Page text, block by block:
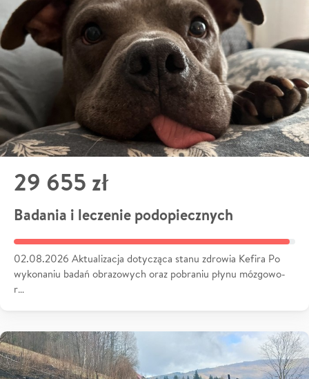
29 655 zł
Badania i leczenie podopiecznych
02.08.2026 Aktualizacja dotycząca stanu zdrowia Kefira Po
wykonaniu badań obrazowych oraz pobraniu płynu mózgowo-
r…